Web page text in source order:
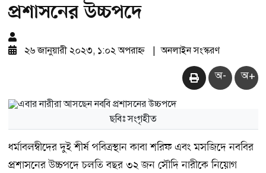
প্রশাসনের উচ্চপদে
২৬ জানুয়ারী ২০২৩, ১:০২ অপরাহ্ন অনলাইন সংস্করণ
অ- অ+
ছবিঃ সংগৃহীত
ধর্মাবলম্বীদের দুই শীর্ষ পবিত্রস্থান কাবা শরিফ এবং মসজিদে নববির
প্রশাসনের উচ্চপদে চলতি বছর ৩২ জন সৌদি নারীকে নিয়োগ